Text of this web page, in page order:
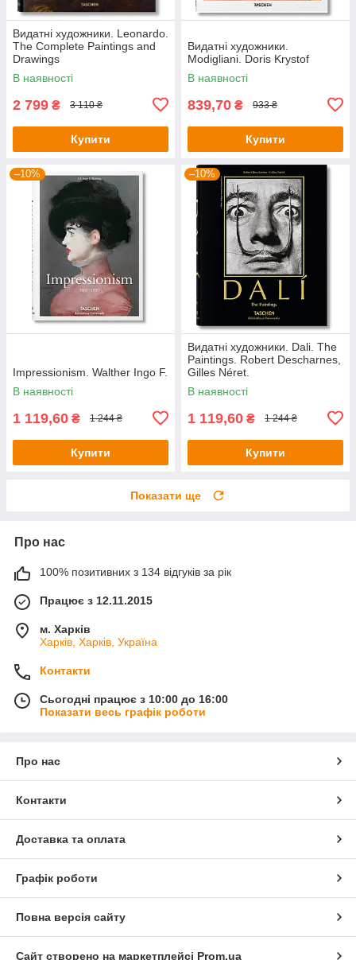
Видатні художники. Leonardo.
The Complete Paintings and
Drawings
В наявності
2 799 ₴ 3 110 ₴
Купити
Видатні художники.
Modigliani. Doris Krystof
В наявності
839,70 ₴ 933 ₴
Купити
–10%
Impressionism. Walther Ingo F.
В наявності
1 119,60 ₴ 1 244 ₴
Купити
–10%
Видатні художники. Dali. The
Paintings. Robert Descharnes,
Gilles Néret.
В наявності
1 119,60 ₴ 1 244 ₴
Купити
Показати ще
Про нас
100% позитивних з 134 відгуків за рік
Працює з 12.11.2015
м. Харків
Харків, Харків, Україна
Контакти
Сьогодні працює з 10:00 до 16:00
Показати весь графік роботи
Про нас
Контакти
Доставка та оплата
Графік роботи
Повна версія сайту
Сайт створено на маркетплейсі Prom.ua